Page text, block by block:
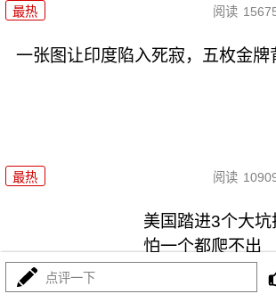
最热 阅读
一张图让印度陷入死寂，五枚金牌
最热 阅读
美国踏进3个大
怕一个都爬不出
点评一下